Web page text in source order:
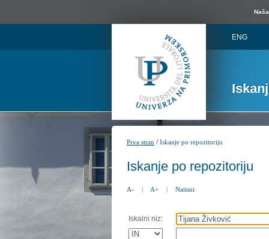
ENG
Prva stran /Iskanje po repozitoriju
Iskanje po repozitoriju
A- | A+ | Natisni
Iskalni niz: